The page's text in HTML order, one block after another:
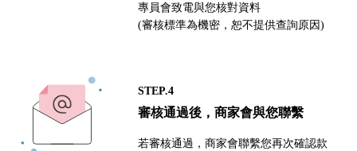
專員會致電與您核對資料
(審核標準為機密，恕不提供查詢原因)
STEP.4
審核通過後，商家會與您聯繫
若審核通過，商家會聯繫您再次確認款